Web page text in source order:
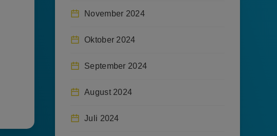
November 2024
Oktober 2024
September 2024
August 2024
Juli 2024